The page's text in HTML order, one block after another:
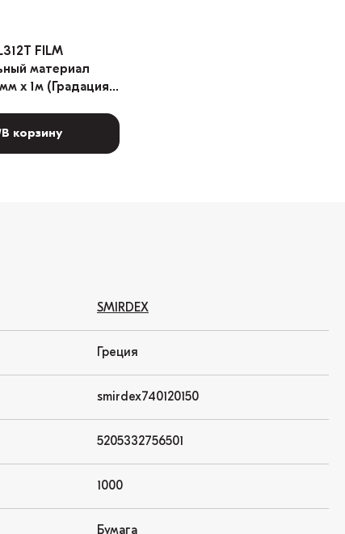
FILM
материал
x 1м (Градация:
В корзину
SMIRDEX
Греция
smirdex740120150
5205332756501
1000
Бумага